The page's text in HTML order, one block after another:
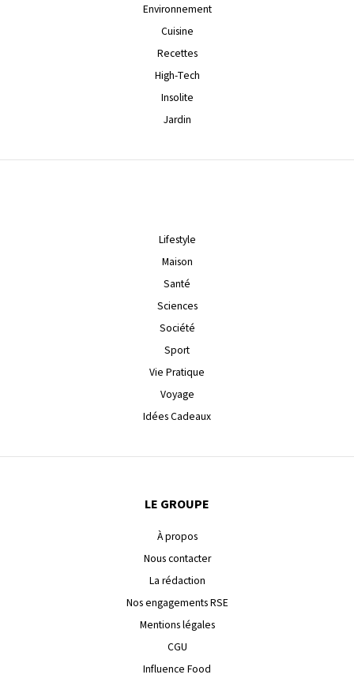
Environnement
Cuisine
Recettes
High-Tech
Insolite
Jardin
Lifestyle
Maison
Santé
Sciences
Société
Sport
Vie Pratique
Voyage
Idées Cadeaux
LE GROUPE
À propos
Nous contacter
La rédaction
Nos engagements RSE
Mentions légales
CGU
Influence Food